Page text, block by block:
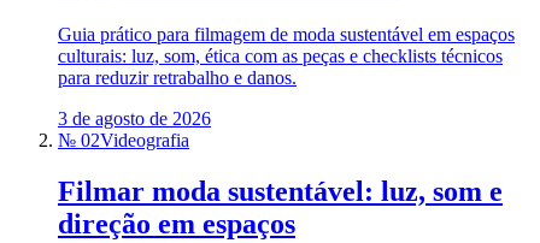
Guia prático para filmagem de moda sustentável em espaços
culturais: luz, som, ética com as peças e checklists técnicos
para reduzir retrabalho e danos.
3 de agosto de 2026
№ 02Videografia
Filmar moda sustentável: luz, som e
direção em espaços